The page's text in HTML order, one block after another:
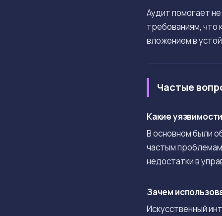
Аудит помогает
требованиям, что
вложением в
Частые
Какие
В основном были
частым
недостатки в
Зачем
Искусственный